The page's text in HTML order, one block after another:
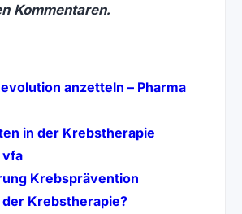
Kommentaren.
anzetteln – Pharma
neuem Tab)
in der Krebstherapie
(öffnet in neuem Tab)
Krebsprävention(öffnet in
Krebstherapie?